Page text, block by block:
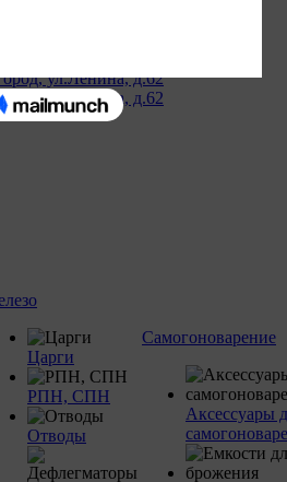
ул.Ленина, д.62
ул.Ленина, д.62
Царги
РПН, СПН
Отводы
Самогоноварение
Аксессуары